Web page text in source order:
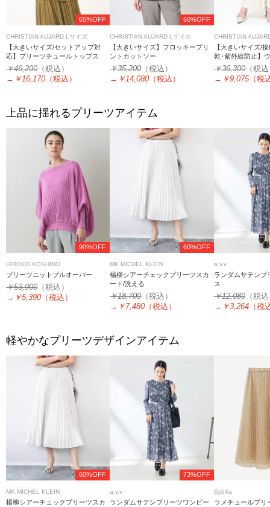
65%OFF
CHRISTIAN AUJARD Lサイズ
【大きいサイズ/セットアップ対
応】プリーツチュールトップス
￥46,200 （税込）
→ ￥16,170 （税込）
60%OFF
CHRISTIAN AUJARD Lサイズ
【大きいサイズ】フロッキープリ
ントカットソー
￥35,200（税込）
→ ￥14,080 （税込）
CHRISTIAN
【大きいサイズ/
乾･紫外線防止】
ワイドパンツ
￥36,300（税
→ ￥9,075（税
上品に揺れるプリーツアイテム
90%OFF
HIROKO KOSHINO
プリーツニットプルオーバー
￥53,900 （税込）
→ ￥5,390 （税込）
60%OFF
MK MICHEL KLEIN
楊柳シアーチェックプリーツスカ
ート/洗える
￥18,700（税込）
→ ￥7,480 （税込）
a.v.v
ランダムサテンプ
ス
￥12,089（税
→ ￥3,264（税
軽やかなプリーツデザインアイテム
60%OFF
MK MICHEL KLEIN
楊柳シアーチェックプリーツスカ
73%OFF
a.v.v
ランダムサテンプリーツワンピー
Sybilla
ラメチュールプリ